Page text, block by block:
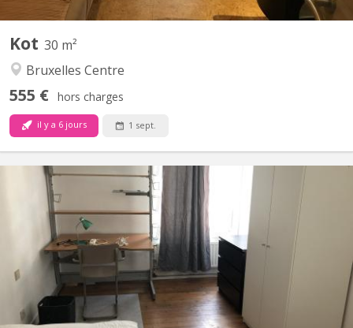
Kot 30 m²
Bruxelles Centre
555 € hors charges
il y a 6 jours 1 sept.
BK 12356
Je loue, à Saint Gilles, 3 chambres meublées (+/-10m2), pour
étudiantes non fumeuses. Disponibles le 5 septembre 2026. Bail
de 12 mois. Les chambres sont situées au 2nd étage de la
maison, elles sont meublées avec un lit, une penderie, un espace
travail/étude, une commode et une table de nuit....